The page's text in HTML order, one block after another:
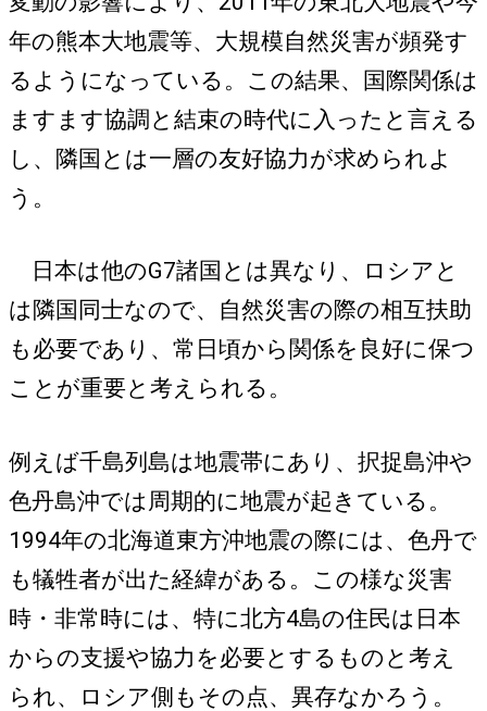
年の熊本大地震等、大規模自然災害が頻発す
るようになっている。この結果、国際関係は
ますます協調と結束の時代に入ったと言える
し、隣国とは一層の友好協力が求められよ
う。
日本は他のG7諸国とは異なり、ロシアと
は隣国同士なので、自然災害の際の相互扶助
も必要であり、常日頃から関係を良好に保つ
ことが重要と考えられる。
例えば千島列島は地震帯にあり、択捉島沖や
色丹島沖では周期的に地震が起きている。
1994年の北海道東方沖地震の際には、色丹で
も犠牲者が出た経緯がある。この様な災害
時・非常時には、特に北方4島の住民は日本
からの支援や協力を必要とするものと考え
られ、ロシア側もその点、異存なかろう。